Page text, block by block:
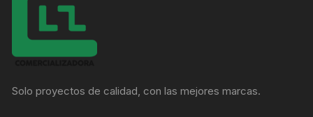
Solo proyectos de calidad, con las mejores marcas.